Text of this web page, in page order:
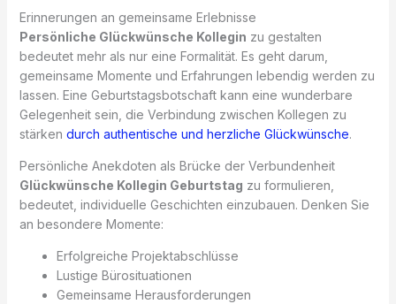
Erinnerungen an gemeinsame Erlebnisse
Persönliche Glückwünsche Kollegin zu gestalten
bedeutet mehr als nur eine Formalität. Es geht darum,
gemeinsame Momente und Erfahrungen lebendig werden zu
lassen. Eine Geburtstagsbotschaft kann eine wunderbare
Gelegenheit sein, die Verbindung zwischen Kollegen zu
stärken durch authentische und herzliche Glückwünsche.
Persönliche Anekdoten als Brücke der Verbundenheit
Glückwünsche Kollegin Geburtstag zu formulieren,
bedeutet, individuelle Geschichten einzubauen. Denken Sie
an besondere Momente:
Erfolgreiche Projektabschlüsse
Lustige Bürosituationen
Gemeinsame Herausforderungen